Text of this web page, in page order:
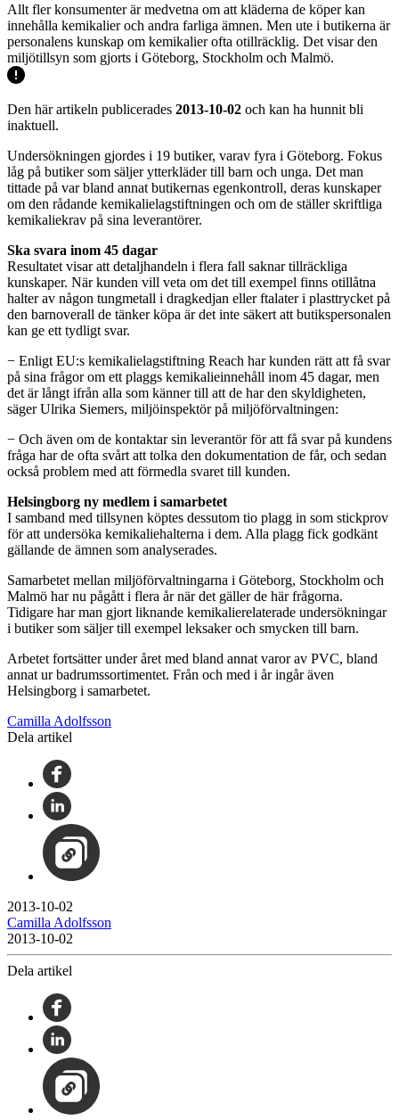
Allt fler konsumenter är medvetna om att kläderna de köper kan
innehålla kemikalier och andra farliga ämnen. Men ute i butikerna är
personalens kunskap om kemikalier ofta otillräcklig. Det visar den
miljötillsyn som gjorts i Göteborg, Stockholm och Malmö.
Den här artikeln publicerades 2013-10-02 och kan ha hunnit bli
inaktuell.
Undersökningen gjordes i 19 butiker, varav fyra i Göteborg. Fokus
låg på butiker som säljer ytterkläder till barn och unga. Det man
tittade på var bland annat butikernas egenkontroll, deras kunskaper
om den rådande kemikalielagstiftningen och om de ställer skriftliga
kemikaliekrav på sina leverantörer.
Ska svara inom 45 dagar
Resultatet visar att detaljhandeln i flera fall saknar tillräckliga
kunskaper. När kunden vill veta om det till exempel finns otillåtna
halter av någon tungmetall i dragkedjan eller ftalater i plasttrycket på
den barnoverall de tänker köpa är det inte säkert att butikspersonalen
kan ge ett tydligt svar.
− Enligt EU:s kemikalielagstiftning Reach har kunden rätt att få svar
på sina frågor om ett plaggs kemikalieinnehåll inom 45 dagar, men
det är långt ifrån alla som känner till att de har den skyldigheten,
säger Ulrika Siemers, miljöinspektör på miljöförvaltningen:
− Och även om de kontaktar sin leverantör för att få svar på kundens
fråga har de ofta svårt att tolka den dokumentation de får, och sedan
också problem med att förmedla svaret till kunden.
Helsingborg ny medlem i samarbetet
I samband med tillsynen köptes dessutom tio plagg in som stickprov
för att undersöka kemikaliehalterna i dem. Alla plagg fick godkänt
gällande de ämnen som analyserades.
Samarbetet mellan miljöförvaltningarna i Göteborg, Stockholm och
Malmö har nu pågått i flera år när det gäller de här frågorna.
Tidigare har man gjort liknande kemikalierelaterade undersökningar
i butiker som säljer till exempel leksaker och smycken till barn.
Arbetet fortsätter under året med bland annat varor av PVC, bland
annat ur badrumssortimentet. Från och med i år ingår även
Helsingborg i samarbetet.
Camilla Adolfsson
Dela artikel
2013-10-02
Camilla Adolfsson
2013-10-02
Dela artikel